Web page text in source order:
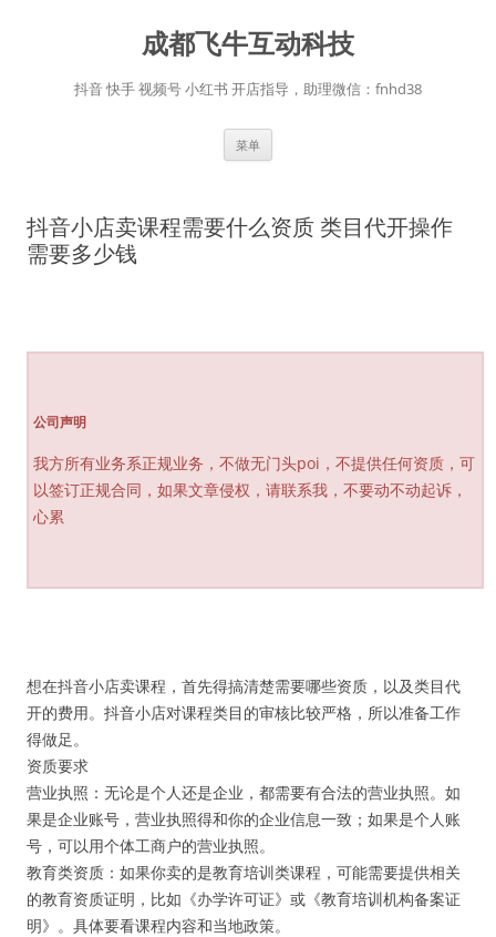
成都飞牛互动科技
抖音 快手 视频号 小红书 开店指导，助理微信：fnhd38
菜单
抖音小店卖课程需要什么资质 类目代开操作
需要多少钱
公司声明
我方所有业务系正规业务，不做无门头poi，不提供任何资质，可
以签订正规合同，如果文章侵权，请联系我，不要动不动起诉，
心累
想在抖音小店卖课程，首先得搞清楚需要哪些资质，以及类目代
开的费用。抖音小店对课程类目的审核比较严格，所以准备工作
得做足。
资质要求
营业执照：无论是个人还是企业，都需要有合法的营业执照。如
果是企业账号，营业执照得和你的企业信息一致；如果是个人账
号，可以用个体工商户的营业执照。
教育类资质：如果你卖的是教育培训类课程，可能需要提供相关
的教育资质证明，比如《办学许可证》或《教育培训机构备案证
明》。具体要看课程内容和当地政策。